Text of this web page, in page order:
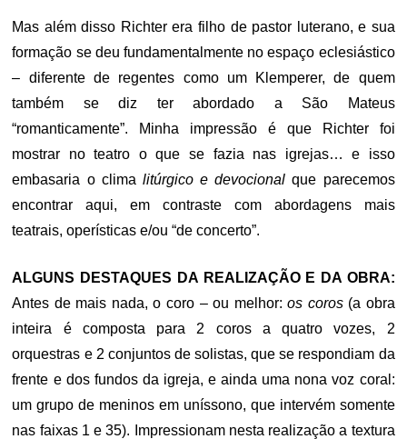
Mas além disso Richter era filho de pastor luterano, e sua
formação se deu fundamentalmente no espaço eclesiástico
– diferente de regentes como um Klemperer, de quem
também se diz ter abordado a São Mateus
“romanticamente”. Minha impressão é que Richter foi
mostrar no teatro o que se fazia nas igrejas… e isso
embasaria o clima litúrgico e devocionalque parecemos
encontrar aqui, em contraste com abordagens mais
teatrais, operísticas e/ou “de concerto”.
ALGUNS DESTAQUES DA REALIZAÇÃO E DA OBRA:
Antes de mais nada, o coro – ou melhor:os coros (a obra
inteira é composta para 2 coros a quatro vozes, 2
orquestras e 2 conjuntos de solistas, que se respondiam da
frente e dos fundos da igreja, e ainda uma nona voz coral:
um grupo de meninos em uníssono, que intervém somente
nas faixas 1 e 35). Impressionam nesta realização a textura